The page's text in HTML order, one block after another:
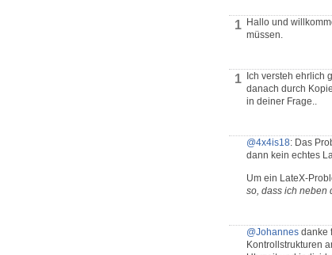
1 Hallo und
müssen.
1
Ich versteh ehrlich
danach durch
in deiner Frage..
@4x4is18: Das
dann kein echtes
Um ein LateX-
so, dass ich neben
@Johannes danke
Kontrollstrukturen